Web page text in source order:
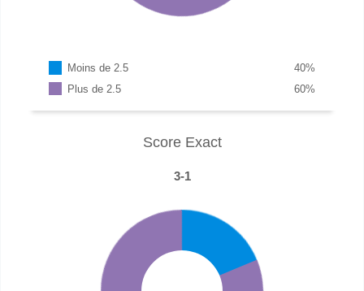
Moins de 2.5 %
40
Plus de 2.5
%
60
Score Exact
3-1